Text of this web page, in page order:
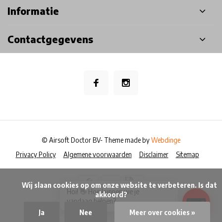
Informatie
Contactgegevens
Privacy Policy Algemene voorwaarden Disclaimer Sitemap
© Airsoft Doctor BV- Theme made byWebdinge
akkoord?
Ja Nee Meer over cookies »
×
Hoi! 👋 Hoe kunnen we je
vandaag helpen?